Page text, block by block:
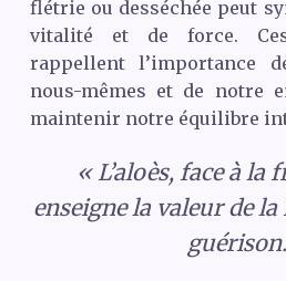
flétrie ou desséchée peut
vitalité et de force.
rappellent l’importance
nous-mêmes et de notre
maintenir notre équilibre
« L’aloès, face à la
enseigne la valeur de